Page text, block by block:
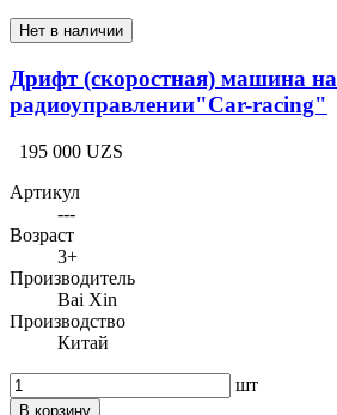
Нет в наличии
Дрифт (скоростная) машина на
радиоуправлении"Car-racing"
195 000 UZS
Артикул
---
Возраст
3+
Производитель
Bai Xin
Производство
Китай
шт
В корзину